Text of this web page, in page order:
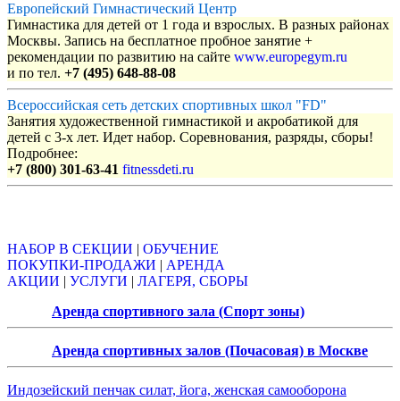
Европейский Гимнастический Центр
Гимнастика для детей от 1 года и взрослых. В разных районах
Москвы. Запись на бесплатное пробное занятие +
рекомендации по развитию на сайте www.europegym.ru
и по тел. +7 (495) 648-88-08
Всероссийская сеть детских спортивных школ "FD"
Занятия художественной гимнастикой и акробатикой для
детей с 3-х лет. Идет набор. Соревнования, разряды, сборы!
Подробнее:
+7 (800) 301-63-41 fitnessdeti.ru
НАБОР В СЕКЦИИ | ОБУЧЕНИЕ
ПОКУПКИ-ПРОДАЖИ | АРЕНДА
АКЦИИ | УСЛУГИ | ЛАГЕРЯ, СБОРЫ
Аренда спортивного зала (Спорт зоны)
Аренда спортивных залов (Почасовая) в Москве
Индозейский пенчак силат, йога, женская самооборона